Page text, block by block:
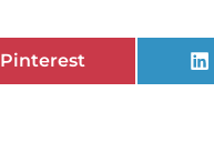
Pinterest